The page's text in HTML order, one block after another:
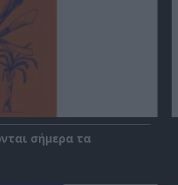
σήμερα τα